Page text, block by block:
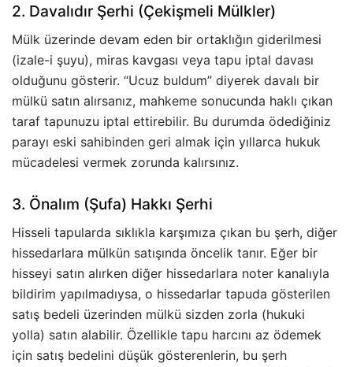
2. Davalıdır Şerhi (Çekişmeli Mülkler)
Mülk üzerinde devam eden bir ortaklığın giderilmesi
(izale-i şuyu), miras kavgası veya tapu iptal davası
olduğunu gösterir. “Ucuz buldum” diyerek davalı bir
mülkü satın alırsanız, mahkeme sonucunda haklı çıkan
taraf tapunuzu iptal ettirebilir. Bu durumda ödediğiniz
parayı eski sahibinden geri almak için yıllarca hukuk
mücadelesi vermek zorunda kalırsınız.
3. Önalım (Şufa) Hakkı Şerhi
Hisseli tapularda sıklıkla karşımıza çıkan bu şerh, diğer
hissedarlara mülkün satışında öncelik tanır. Eğer bir
hisseyi satın alırken diğer hissedarlara noter kanalıyla
bildirim yapılmadıysa, o hissedarlar tapuda gösterilen
satış bedeli üzerinden mülkü sizden zorla (hukuki
yolla) satın alabilir. Özellikle tapu harcını az ödemek
için satış bedelini düşük gösterenlerin, bu şerh